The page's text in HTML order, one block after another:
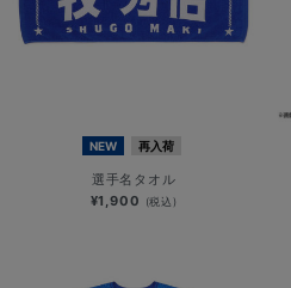
NEW 再入荷
選手名タオル
¥1,900 (税込)